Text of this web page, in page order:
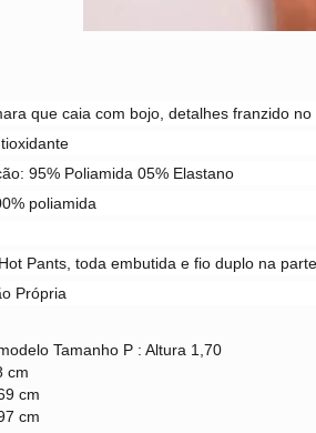
que caia com bojo, detalhes franzido
95% Poliamida 05% Elastano
poliamida
Pants, toda embutida e fio duplo na
Própria
Tamanho P : Altura 1,70
cm
cm
cm